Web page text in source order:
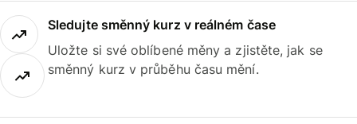
Sledujte směnný kurz v reálném čase
Uložte si své oblíbené měny a zjistěte, jak se
směnný kurz v průběhu času mění.